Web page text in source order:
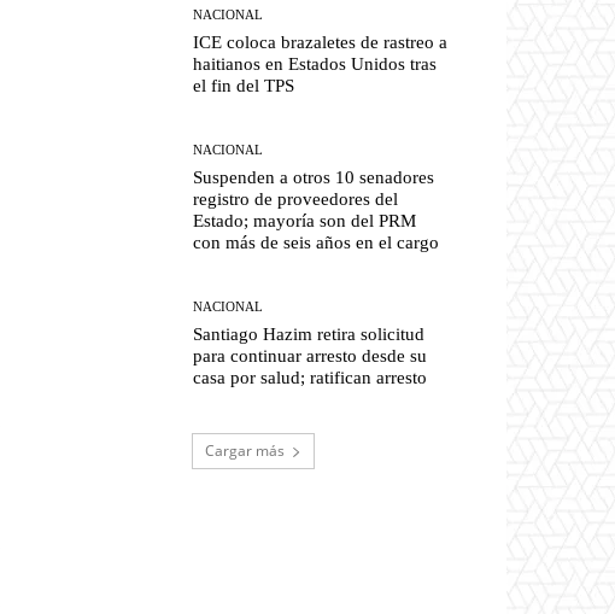
NACIONAL
ICE coloca brazaletes de rastreo a
haitianos en Estados Unidos tras
el fin del TPS
NACIONAL
Suspenden a otros 10 senadores
registro de proveedores del
Estado; mayoría son del PRM
con más de seis años en el cargo
NACIONAL
Santiago Hazim retira solicitud
para continuar arresto desde su
casa por salud; ratifican arresto
Cargar más